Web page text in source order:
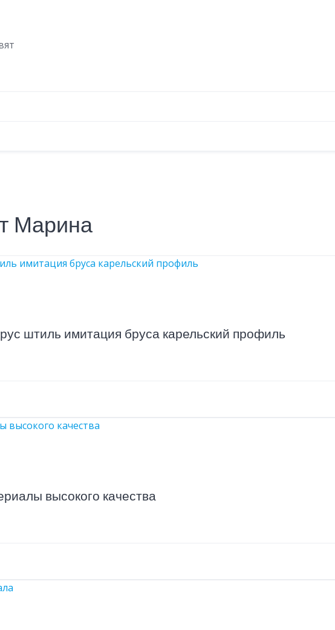
Марина
штиль имитация бруса карельский профиль
высокого качества